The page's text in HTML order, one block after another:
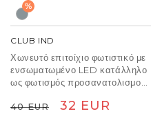
%
CLUB IND
Χωνευτό επιτοίχιο φωτιστικό με
ενσωματωμένο LED κατάλληλο
ως φωτισμός προσανατολισμού
Κανονική
40 EUR
Τιμή
32 EUR